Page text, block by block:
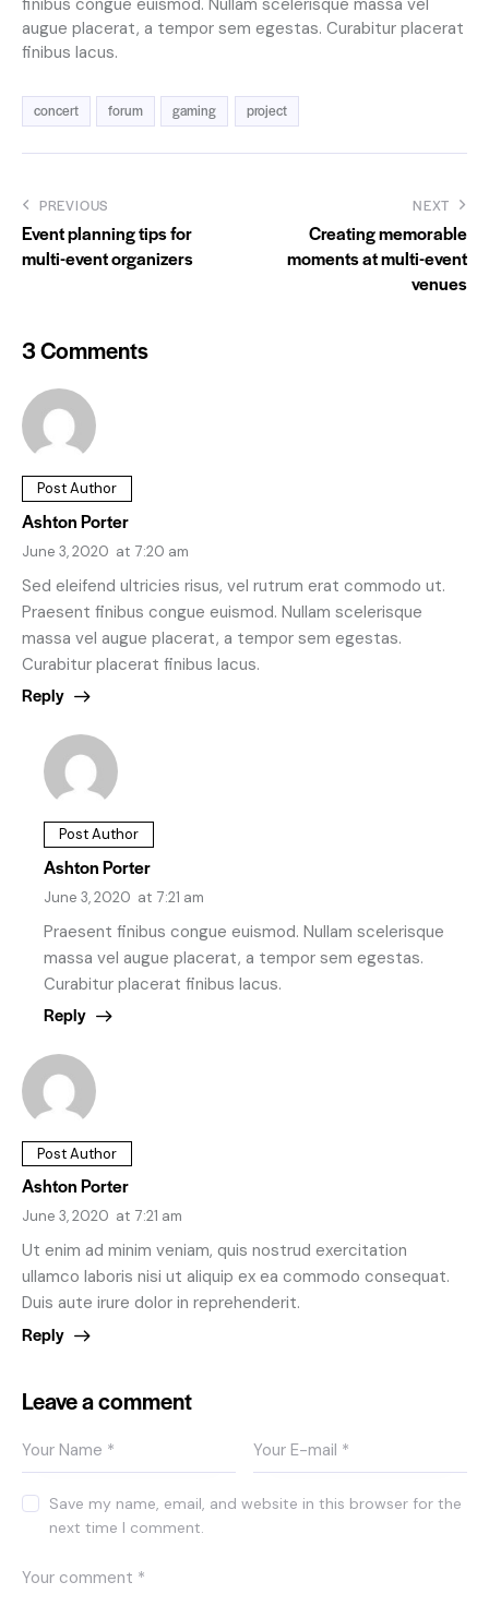
augue placerat, a tempor sem egestas. Curabitur placerat
finibus lacus.
concert forum gaming project
PREVIOUS
Event planning tips for
multi-event organizers
NEXT
Creating memorable
moments at multi-event
venues
3 Comments
Post Author
Ashton Porter
June 3, 2020 at 7:20 am
Sed eleifend ultricies risus, vel rutrum erat commodo ut.
Praesent finibus congue euismod. Nullam scelerisque
massa vel augue placerat, a tempor sem egestas.
Curabitur placerat finibus lacus.
Reply
Post Author
Ashton Porter
June 3, 2020 at 7:21 am
Praesent finibus congue euismod. Nullam scelerisque
massa vel augue placerat, a tempor sem egestas.
Curabitur placerat finibus lacus.
Reply
Post Author
Ashton Porter
June 3, 2020 at 7:21 am
Ut enim ad minim veniam, quis nostrud exercitation
ullamco laboris nisi ut aliquip ex ea commodo consequat.
Duis aute irure dolor in reprehenderit.
Reply
Leave a comment
Save my name, email, and website in this browser for the
next time I comment.